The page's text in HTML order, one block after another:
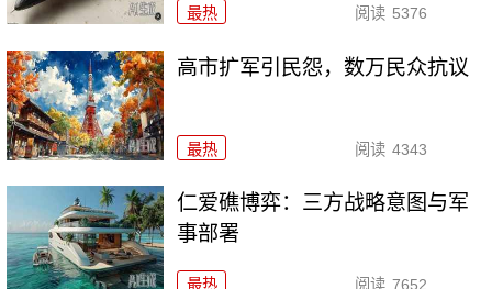
最热 阅读 5376
高市扩军引民怨，数万民众抗议
最热 阅读 4343
仁爱礁博弈：三方战略意图与军
事部署
最热 阅读 7652